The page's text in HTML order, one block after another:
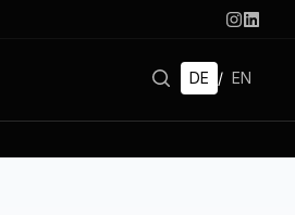
DE / EN